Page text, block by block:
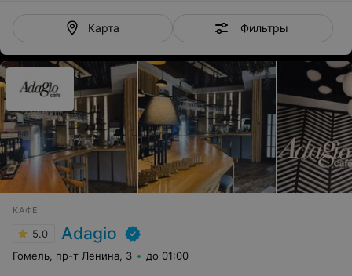
Карта Фильтры
КАФЕ
5.0 Adagio
Гомель, пр-т Ленина, 3 до 01:00